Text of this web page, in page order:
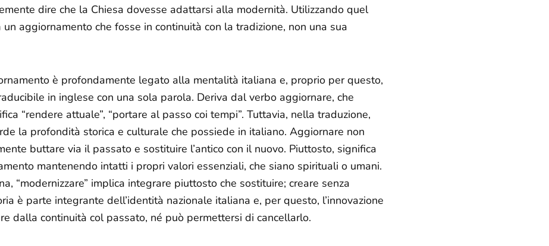
dire che la Chiesa dovesse adattarsi alla modernità. Utilizzando quel
aggiornamento che fosse in continuità con la tradizione, non una sua
è profondamente legato alla mentalità italiana e, proprio per questo,
in inglese con una sola parola. Deriva dal verbo aggiornare, che
“rendere attuale”, “portare al passo coi tempi”. Tuttavia, nella traduzione,
la profondità storica e culturale che possiede in italiano. Aggiornare non
buttare via il passato e sostituire l’antico con il nuovo. Piuttosto, significa
mantenendo intatti i propri valori essenziali, che siano spirituali o umani.
“modernizzare” implica integrare piuttosto che sostituire; creare senza
è parte integrante dell’identità nazionale italiana e, per questo, l’innovazione
dalla continuità col passato, né può permettersi di cancellarlo.